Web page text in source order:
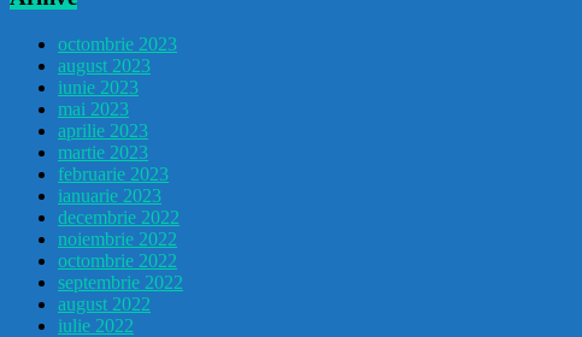
octombrie 2023
august 2023
iunie 2023
mai 2023
aprilie 2023
martie 2023
februarie 2023
ianuarie 2023
decembrie 2022
noiembrie 2022
octombrie 2022
septembrie 2022
august 2022
iulie 2022